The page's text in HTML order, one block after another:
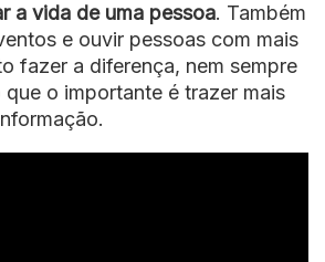
a vida de uma pessoa. Também
e ouvir pessoas com mais
fazer a diferença, nem sempre
o importante é trazer mais